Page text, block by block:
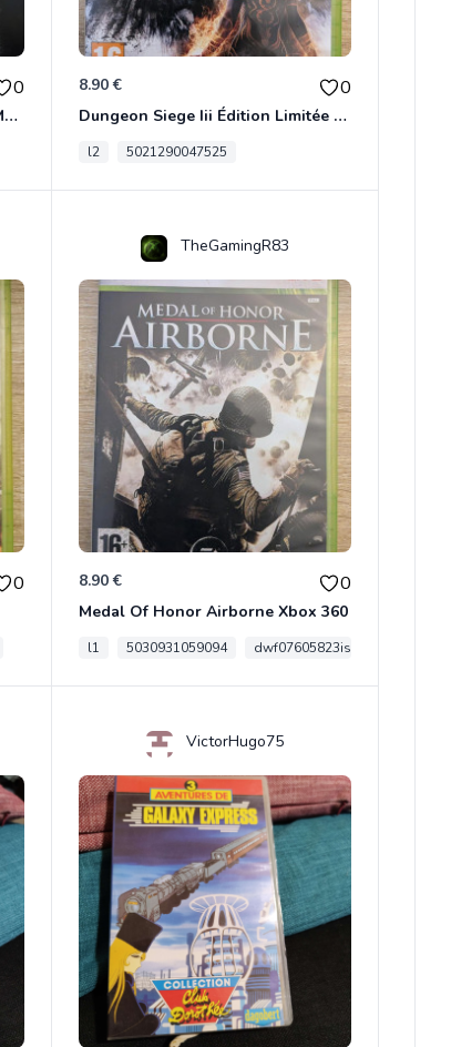
0
[RARE] JDR In Nomine Satanis / Magna Veritas – 1ère Édition BOÎTE (DOS BLANC, 1989) - CROC / Siroz
8.90 € 0
Dungeon Siege Iii Édition Limitée - Vf Intégrale Xbox 360
l2 5021290047525
0
TheGamingR83
8.90 € 0
Medal Of Honor Airborne Xbox 360
l1 5030931059094 dwf07605823is
VictorHugo75